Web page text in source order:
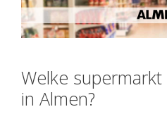
Welke
in Almen?